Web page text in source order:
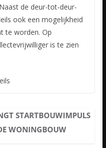
de deur-tot-deur-
ook een mogelijkheid
te worden. Op
is te zien
STARTBOUWIMPULS
WONINGBOUW